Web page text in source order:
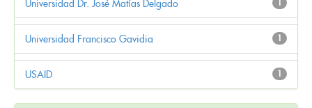
1
Universidad Dr. José Matías Delgado
1
Universidad Francisco Gavidia
1
USAID